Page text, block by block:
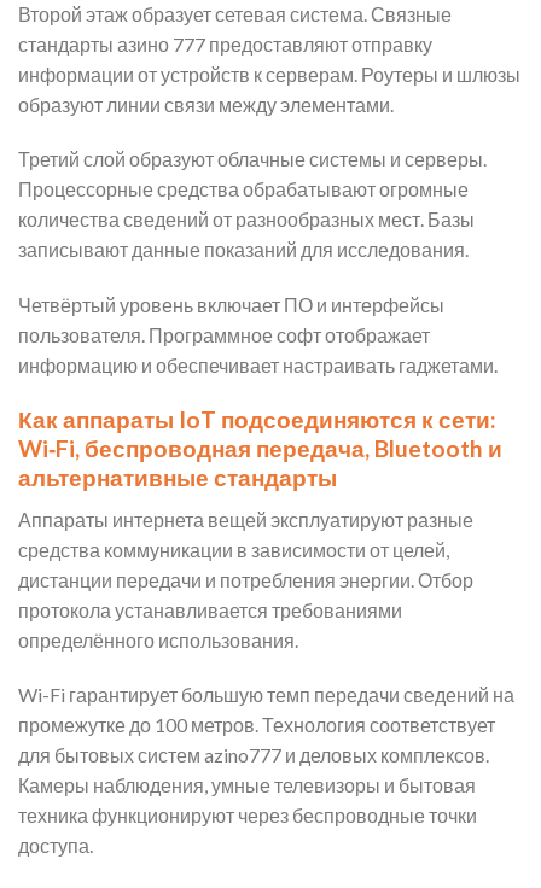
Второй этаж образует сетевая система. Связные
стандарты азино 777 предоставляют отправку
информации от устройств к серверам. Роутеры и шлюзы
образуют линии связи между элементами.
Третий слой образуют облачные системы и серверы.
Процессорные средства обрабатывают огромные
количества сведений от разнообразных мест. Базы
записывают данные показаний для исследования.
Четвёртый уровень включает ПО и интерфейсы
пользователя. Программное софт отображает
информацию и обеспечивает настраивать гаджетами.
Как аппараты IoT подсоединяются к сети:
Wi‑Fi, беспроводная передача, Bluetooth и
альтернативные стандарты
Аппараты интернета вещей эксплуатируют разные
средства коммуникации в зависимости от целей,
дистанции передачи и потребления энергии. Отбор
протокола устанавливается требованиями
определённого использования.
Wi-Fi гарантирует большую темп передачи сведений на
промежутке до 100 метров. Технология соответствует
для бытовых систем azino777 и деловых комплексов.
Камеры наблюдения, умные телевизоры и бытовая
техника функционируют через беспроводные точки
доступа.